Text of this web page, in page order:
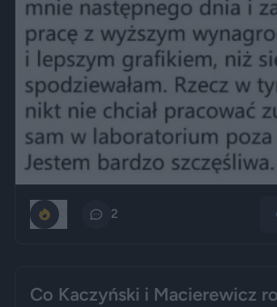
2
Co Kaczyński i Macierewicz